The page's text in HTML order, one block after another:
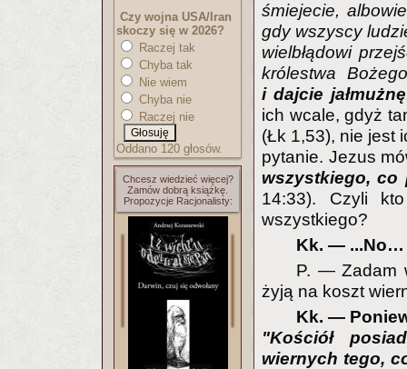
Czy wojna USA/Iran
skoczy się w 2026?
Raczej tak
Chyba tak
Nie wiem
Chyba nie
Raczej nie
Oddano 120 głosów.
Chcesz wiedzieć więcej?
Zamów dobrą książkę.
Propozycje Racjonalisty:
śmiejecie,
gdy wszyscy
wielbłądowi
królestwa
i dajcie
ich wcale, gdyż
(Łk 1,53), nie jest
pytanie. Jezus
wszystkiego, co
14:33). Czyli
wszystkiego?
Kk. — ...No…
P. — Zadam
żyją na koszt
Kk. —
"Kościół
wiernych tego,